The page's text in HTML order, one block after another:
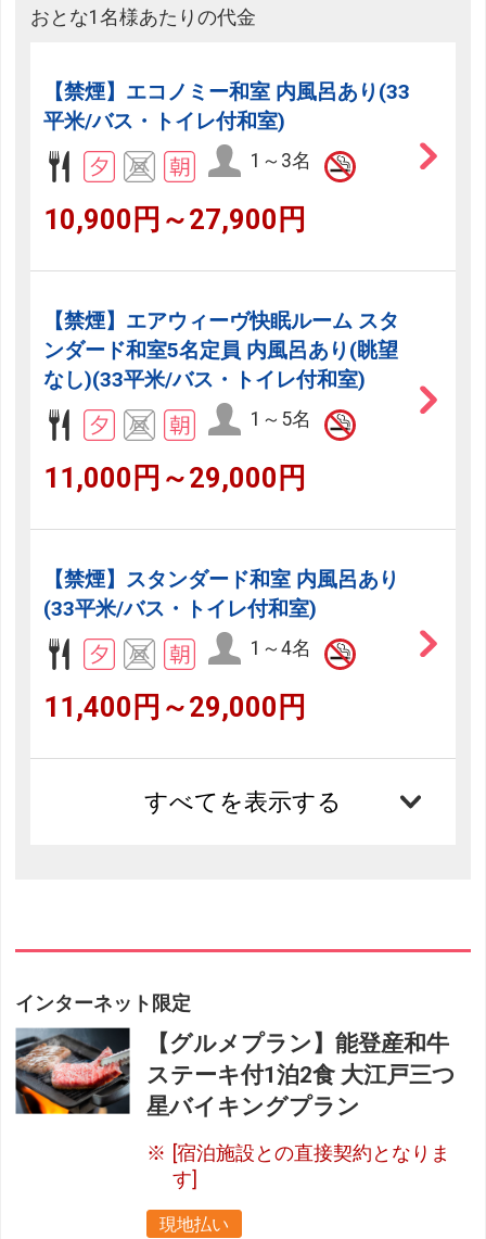
おとな1名様あたりの代金
【禁煙】エコノミー和室 内風呂あり(33
平米/バス・トイレ付和室)
1～3名
10,900円～27,900円
【禁煙】エアウィーヴ快眠ルーム スタ
ンダード和室5名定員 内風呂あり(眺望
なし)(33平米/バス・トイレ付和室)
1～5名
11,000円～29,000円
【禁煙】スタンダード和室 内風呂あり
(33平米/バス・トイレ付和室)
1～4名
11,400円～29,000円
すべてを表示する
インターネット限定
【グルメプラン】能登産和牛
ステーキ付1泊2食 大江戸三つ
星バイキングプラン
[宿泊施設との直接契約となりま
す]
現地払い